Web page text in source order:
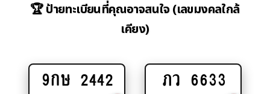
🏆 ป้ายทะเบียนที่คุณอาจสนใจ (เลขมงคลใกล้
เคียง)
Add
9กษ 2442
Add
ภว 6633